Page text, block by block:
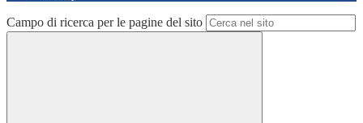
Campo di ricerca per le pagine del sito